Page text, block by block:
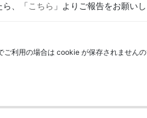
ら、「こちら 」よりご報告をお願いし
利用の場合は cookie が保存されません